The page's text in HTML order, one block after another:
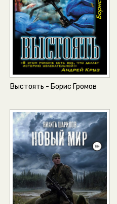
Выстоять - Борис Громов